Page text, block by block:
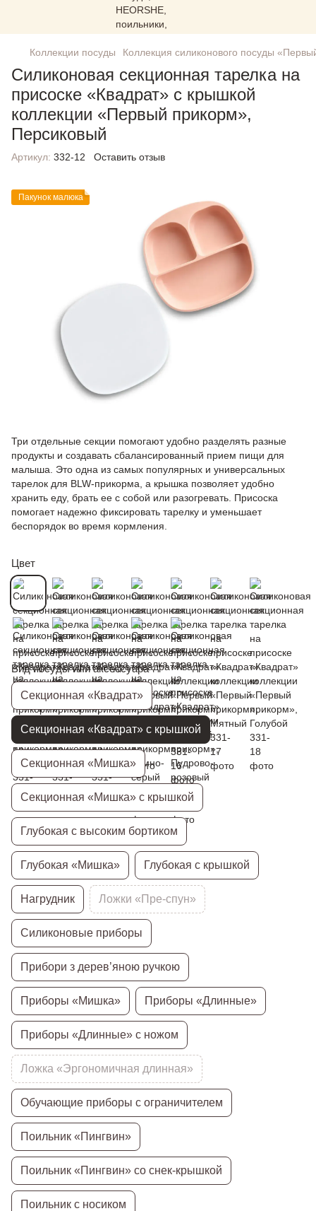
Коллекции посуды Коллекция силиконового посуды
Силиконовая секционная тарелка на
присоске «Квадрат» с крышкой
коллекции «Первый прикорм»,
Персиковый
Артикул: 332-12 Оставить отзыв
Пакунок малюка
Три отдельные секции помогают удобно разделять разные
продукты и создавать сбалансированный прием пищи для
малыша. Это одна из самых популярных и универсальных
тарелок для BLW-прикорма, а крышка позволяет удобно
хранить еду, брать ее с собой или разогревать. Присоска
помогает надежно фиксировать тарелку и уменьшает
беспорядок во время кормления.
Цвет
Вид посуды или аксессуара
Секционная «Квадрат»
Секционная «Квадрат» с крышкой
Секционная «Мишка»
Секционная «Мишка» с крышкой
Глубокая с высоким бортиком
Глубокая «Мишка» Глубокая с крышкой
Нагрудник Ложки «Пре-спун»
Силиконовые приборы
Прибори з дерев’яною ручкою
Приборы «Мишка» Приборы «Длинные»
Приборы «Длинные» с ножом
Ложка «Эргономичная длинная»
Обучающие приборы с ограничителем
Поильник «Пингвин»
Поильник «Пингвин» со снек-крышкой
Поильник с носиком